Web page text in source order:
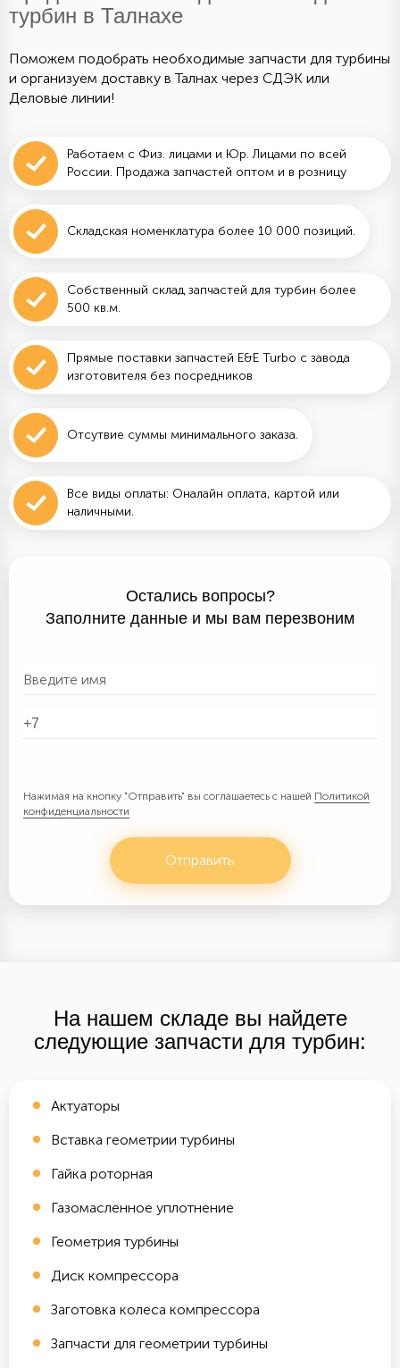
турбин в Талнахе
Поможем подобрать необходимые запчасти для турбины
и организуем доставку в Талнах через СДЭК или
Деловые линии!
Работаем с Физ. лицами и Юр. Лицами по всей
России. Продажа запчастей оптом и в розницу
Складская номенклатура более 10 000 позиций.
Собственный склад запчастей для турбин более
500 кв.м.
Прямые поставки запчастей E&E Turbo с завода
изготовителя без посредников
Отсутвие суммы минимального заказа.
Все виды оплаты: Оналайн оплата, картой или
наличными.
Остались вопросы?
Заполните данные и мы вам перезвоним
Нажимая на кнопку "Отправить" вы соглашаетесь с нашей Политикой
конфиденциальности
Отправить
На нашем складе вы найдете
следующие запчасти для турбин:
Актуаторы
Вставка геометрии турбины
Гайка роторная
Газомасленное уплотнение
Геометрия турбины
Диск компрессора
Заготовка колеса компрессора
Запчасти для геометрии турбины